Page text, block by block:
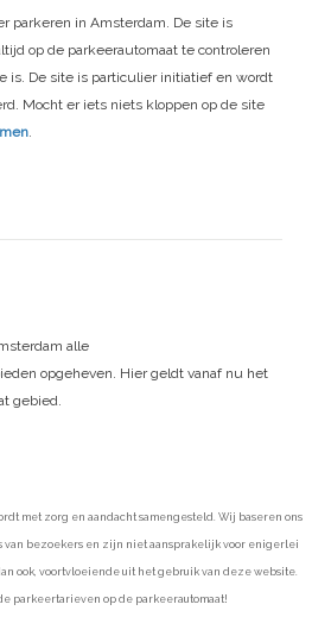
parkeren in Amsterdam. De site is
op de parkeerautomaat te controleren
is. De site is particulier initiatief en wordt
Mocht er iets niets kloppen op de site
alle
opgeheven. Hier geldt vanaf nu het
gebied.
met zorg en aandacht samengesteld. Wij baseren ons
bezoekers en zijn niet aansprakelijk voor enigerlei
ook, voortvloeiende uit het gebruik van deze website.
parkeertarieven op de parkeerautomaat!